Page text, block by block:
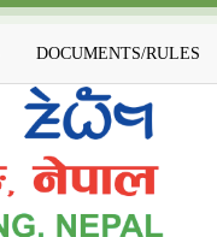
DOCUMENTS/RULES